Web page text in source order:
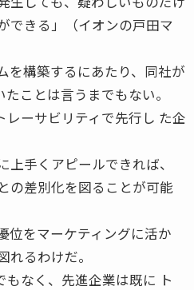
できる」（イオンの戸田マ
を構築するにあたり、同社が
ことは言うまでもない。
レーサビリティで先行し た企
手くアピールできれば、
の差別化を図ることが可能
位をマーケティングに活か
れるわけだ。
もなく、先進企業は既に ト